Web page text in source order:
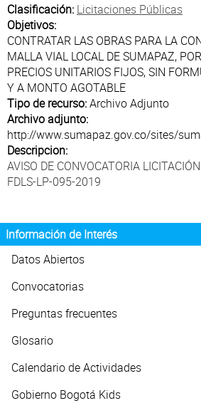
Atención al
Clasificación: Licitaciones Públicas
Objetivos:
CONTRATAR LAS OBRAS PARA LA
MALLA VIAL LOCAL DE SUMAPAZ,
PRECIOS UNITARIOS FIJOS, SIN
Y A MONTO AGOTABLE
Tipo de recurso:Archivo Adjunto
Archivo adjunto:
http://www.sumapaz.gov.co/sites/
Descripcion:
AVISO DE CONVOCATORIA
FDLS-LP-095-2019
Información de Interés
Datos Abiertos
Convocatorias
Preguntas frecuentes
Glosario
Calendario de Actividades
Gobierno Bogotá Kids